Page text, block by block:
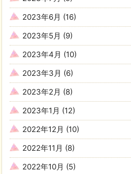
2023年6月 (16)
2023年5月 (9)
2023年4月 (10)
2023年3月 (6)
2023年2月 (8)
2023年1月 (12)
2022年12月 (10)
2022年11月 (8)
2022年10月 (5)